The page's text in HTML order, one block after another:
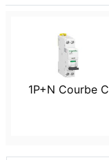
1P+N Courbe C